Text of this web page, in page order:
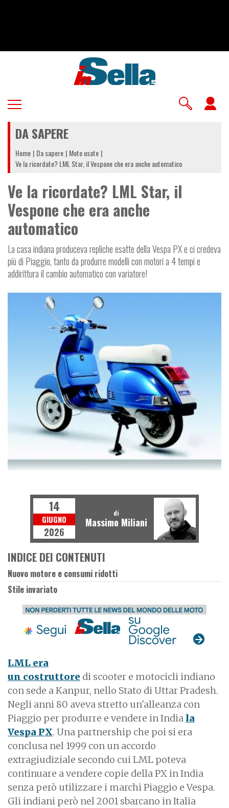
DA SAPERE
Home Da sapere Moto usate
Ve la ricordate? LML Star, il Vespone che era anche automatico
Ve la ricordate? LML Star, il
Vespone che era anche
automatico
La casa indiana produceva repliche esatte della Vespa PX e ci credeva
più di Piaggio, tanto da produrre modelli con motori a 4 tempi e
addirittura il cambio automatico con variatore!
LML era
un costruttore di scooter e motocicli indiano
con sede a Kanpur, nello Stato di Uttar Pradesh.
Negli anni 80 aveva stretto un'alleanza con
Piaggio per produrre e vendere in India la
Vespa PX. Una partnership che poi si era
conclusa nel 1999 con un accordo
extragiudiziale secondo cui LML poteva
continuare a vendere copie della PX in India
senza però utilizzare i marchi Piaggio e Vespa.
Gli indiani però nel 2001 sbarcano in Italia
14
GIUGNO
2026
di
Massimo Miliani
INDICE DEI CONTENUTI
Nuovo motore e consumi ridotti
Stile invariato